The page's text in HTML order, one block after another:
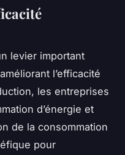
levier important
l’efficacité
les entreprises
d’énergie et
de la consommation
pour